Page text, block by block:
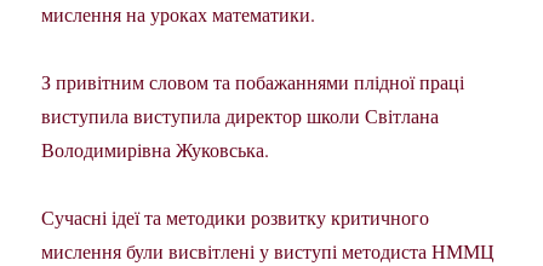
мислення на уроках математики.
З привітним словом та побажаннями плідної праці
виступила виступила директор школи Світлана
Володимирівна Жуковська.
Сучасні ідеї та методики розвитку критичного
мислення були висвітлені у виступі методиста НММЦ